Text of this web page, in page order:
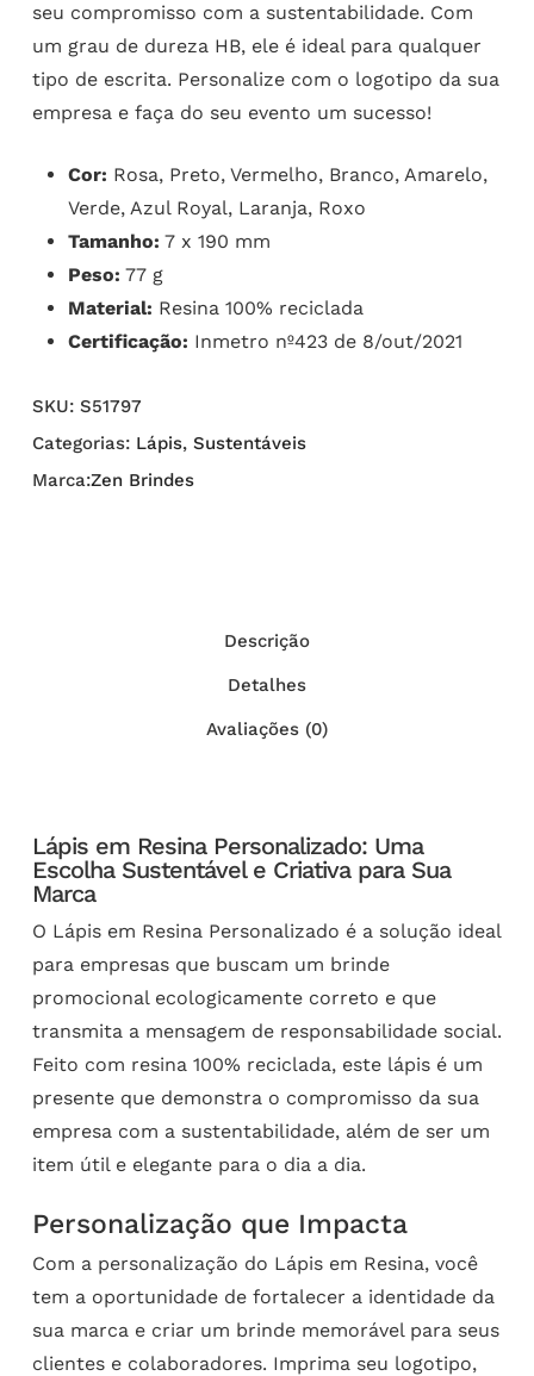
seu compromisso com a sustentabilidade. Com
um grau de dureza HB, ele é ideal para qualquer
tipo de escrita. Personalize com o logotipo da sua
empresa e faça do seu evento um sucesso!
Cor: Rosa, Preto, Vermelho, Branco, Amarelo,
Verde, Azul Royal, Laranja, Roxo
Tamanho: 7 x 190 mm
Peso: 77 g
Material: Resina 100% reciclada
Certificação: Inmetro nº423 de 8/out/2021
SKU: S51797
Categorias: Lápis, Sustentáveis
Marca:Zen Brindes
Descrição
Detalhes
Avaliações (0)
Lápis em Resina Personalizado: Uma
Escolha Sustentável e Criativa para Sua
Marca
O Lápis em Resina Personalizado é a solução ideal
para empresas que buscam um brinde
promocional ecologicamente correto e que
transmita a mensagem de responsabilidade social.
Feito com resina 100% reciclada, este lápis é um
presente que demonstra o compromisso da sua
empresa com a sustentabilidade, além de ser um
item útil e elegante para o dia a dia.
Personalização que Impacta
Com a personalização do Lápis em Resina, você
tem a oportunidade de fortalecer a identidade da
sua marca e criar um brinde memorável para seus
clientes e colaboradores. Imprima seu logotipo,